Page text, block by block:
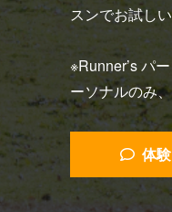
スンでお試し
※Runner’s パ
ーソナルのみ
体